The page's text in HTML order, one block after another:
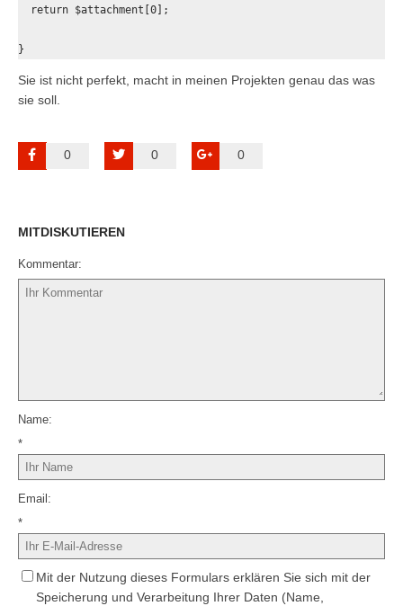
  return $attachment[0];
}
Sie ist nicht perfekt, macht in meinen Projekten genau das was
sie soll.
0 0 0
MITDISKUTIEREN
Kommentar
Name
*
Email
*
Mit der Nutzung dieses Formulars erklären Sie sich mit der
Speicherung und Verarbeitung Ihrer Daten (Name,